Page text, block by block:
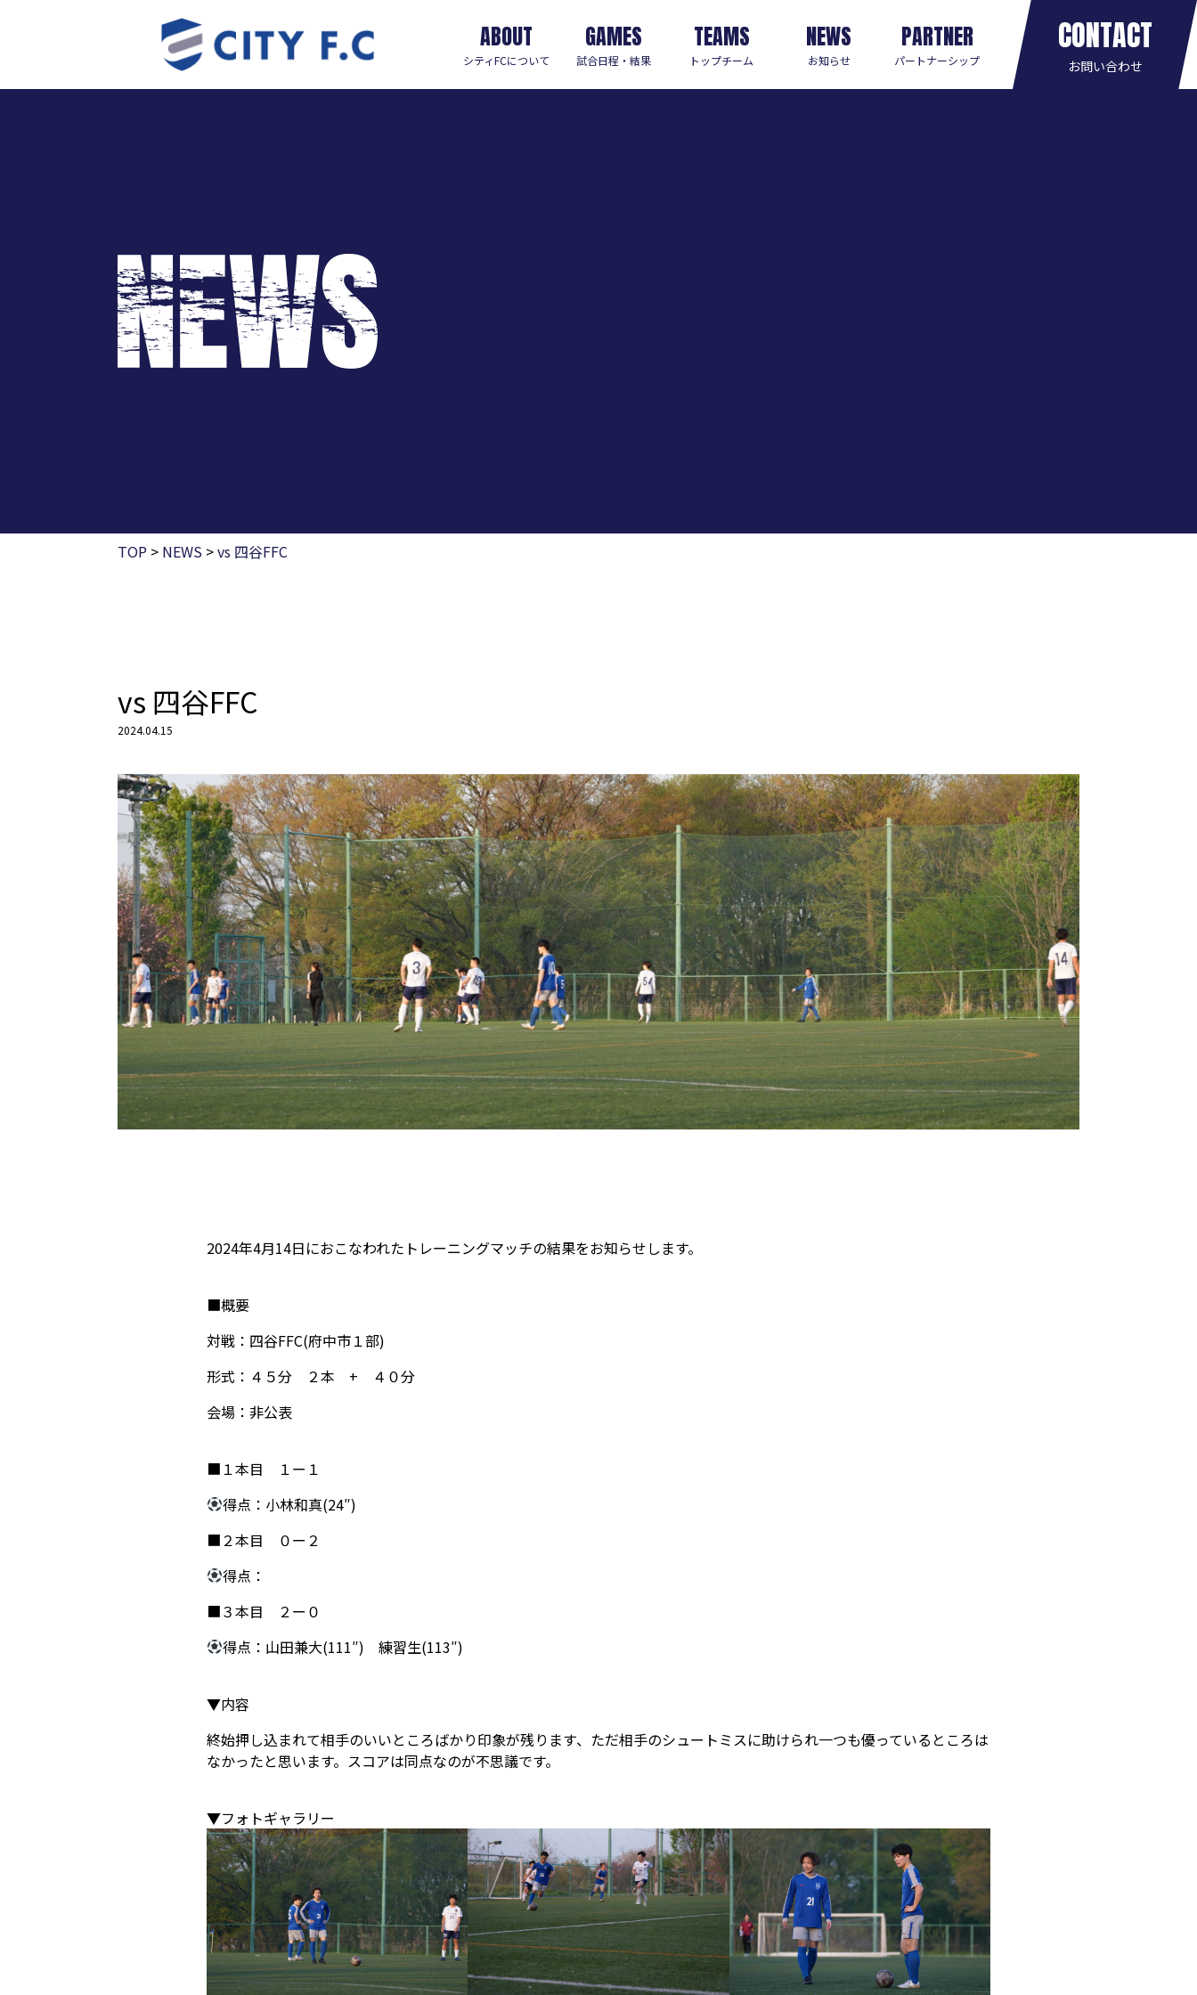
ABOUT
シティFCについて
GAMES
試合日程・結果
TEAMS
トップチーム
NEWS
お知らせ
PARTNER
パートナーシップ
CONTACT
お問い合わせ
TOP > NEWS >vs 四谷FFC
vs 四谷FFC
2024.04.15
2024年4月14日におこなわれたトレーニングマッチの結果をお知らせします。
■概要
対戦：四谷FFC(府中市１部)
形式：４５分 ２本 + ４０分
会場：非公表
■１本目 １ー１
得点：小林和真(24″)
■２本目 ０ー２
得点：
■３本目 ２ー０
得点：山田兼大(111″) 練習生(113″)
▼内容
終始押し込まれて相手のいいところばかり印象が残ります、ただ相手のシュートミスに助けられ一つも優っているところは
なかったと思います。スコアは同点なのが不思議です。
▼フォトギャラリー